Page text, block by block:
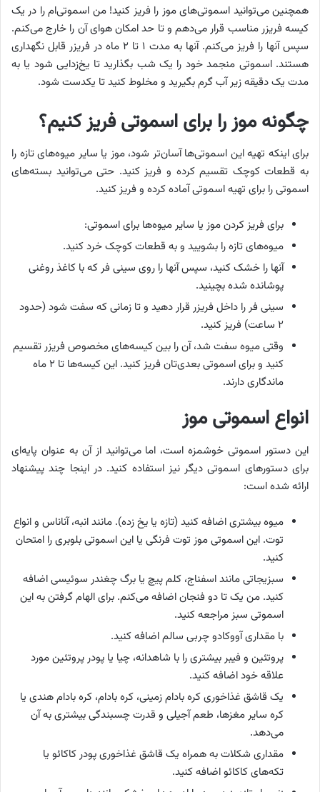
همچنین می‌توانید اسموتی‌های موز را فریز کنید! من اسموتی‌ام را در یک
کیسه فریزر مناسب قرار می‌دهم و تا حد امکان هوای آن را خارج می‌کنم.
سپس آنها را فریز می‌کنم. آنها به مدت ۱ تا ۲ ماه در فریزر قابل نگهداری
هستند. اسموتی منجمد خود را یک شب بگذارید تا یخ‌زدایی شود یا به
مدت یک دقیقه زیر آب گرم بگیرید و مخلوط کنید تا یکدست شود.
چگونه موز را برای اسموتی فریز کنیم؟
برای اینکه تهیه این اسموتی‌ها آسان‌تر شود، موز یا سایر میوه‌های تازه را
به قطعات کوچک تقسیم کرده و فریز کنید. حتی می‌توانید بسته‌های
اسموتی را برای تهیه اسموتی آماده کرده و فریز کنید.
برای فریز کردن موز یا سایر میوه‌ها برای اسموتی:
میوه‌های تازه را بشویید و به قطعات کوچک خرد کنید.
آنها را خشک کنید، سپس آنها را روی سینی فر که با کاغذ روغنی
پوشانده شده بچینید.
سینی فر را داخل فریزر قرار دهید و تا زمانی که سفت شود (حدود
۲ ساعت) فریز کنید.
وقتی میوه سفت شد، آن را بین کیسه‌های مخصوص فریزر تقسیم
کنید و برای اسموتی بعدی‌تان فریز کنید. این کیسه‌ها تا ۲ ماه
ماندگاری دارند.
انواع اسموتی موز
این دستور اسموتی خوشمزه است، اما می‌توانید از آن به عنوان پایه‌ای
برای دستورهای اسموتی دیگر نیز استفاده کنید. در اینجا چند پیشنهاد
ارائه شده است:
میوه بیشتری اضافه کنید (تازه یا یخ زده). مانند انبه، آناناس و انواع
توت. این اسموتی موز توت فرنگی یا این اسموتی بلوبری را امتحان
کنید.
سبزیجاتی مانند اسفناج، کلم پیچ یا برگ چغندر سوئیسی اضافه
کنید. من یک تا دو فنجان اضافه می‌کنم. برای الهام گرفتن به این
اسموتی سبز مراجعه کنید.
با مقداری آووکادو چربی سالم اضافه کنید.
پروتئین و فیبر بیشتری را با شاهدانه، چیا یا پودر پروتئین مورد
علاقه خود اضافه کنید.
یک قاشق غذاخوری کره بادام زمینی، کره بادام، کره بادام هندی یا
کره سایر مغزها، طعم آجیلی و قدرت چسبندگی بیشتری به آن
می‌دهد.
مقداری شکلات به همراه یک قاشق غذاخوری پودر کاکائو یا
تکه‌های کاکائو اضافه کنید.